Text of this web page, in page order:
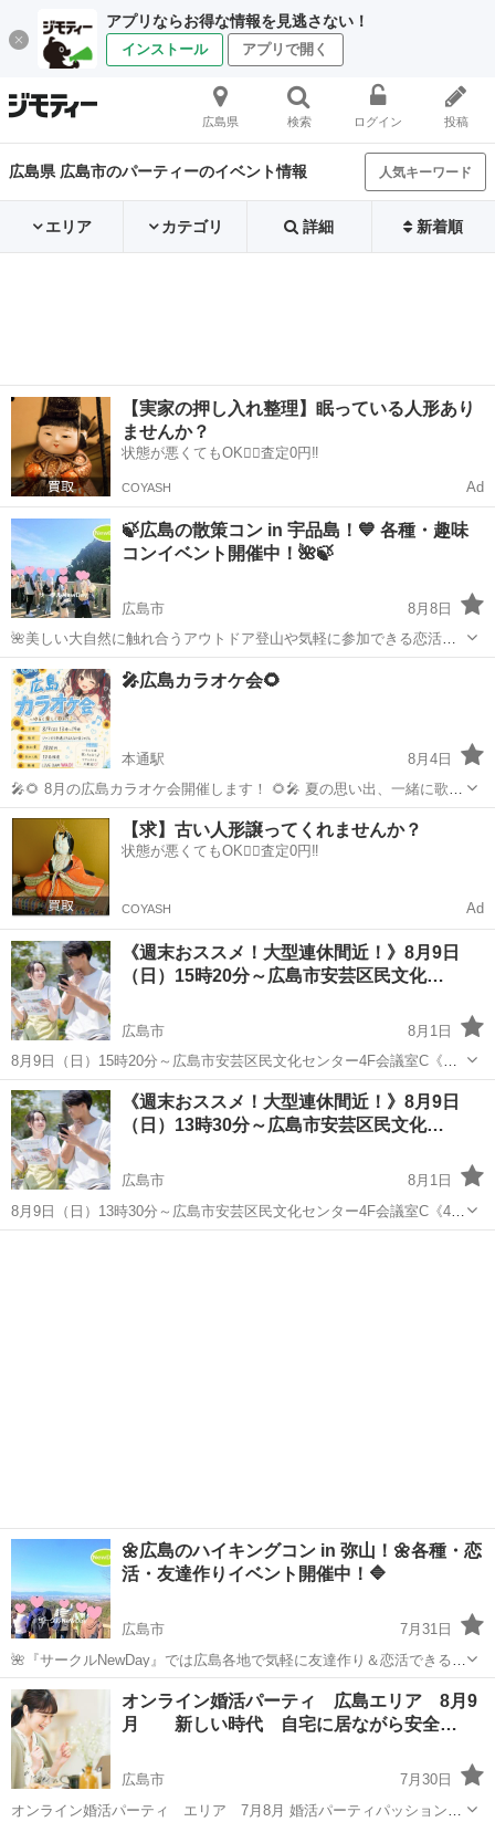
アプリならお得な情報を見逃さない！
インストール アプリで開く
広島県 検索 ログイン 投稿
広島県 広島市のパーティーのイベント情報 人気キーワード
エリア カテゴリ 詳細 新着順
【実家の押し入れ整理】眠っている人形あり
ませんか？
状態が悪くてもOK🙆‍♀️査定0円‼️
COYASH Ad
🍃広島の散策コン in 宇品島！💙 各種・趣味
コンイベント開催中！🌺🍃
広島市
8月8日
🌺美しい大自然に触れ合うアウトドア登山や気軽に参加できる恋活・
友活パーティーなど、サークルNewDayでは趣味別のイベント開催中！
🍃🌺 🌺今回は広島の人気観光スポット『宇品島』に行きましょう！
🍃 美しい海岸・森林浴など...
広島 広島市 パーティー
🎤広島カラオケ会🌻
本通駅
8月4日
🎤🌻 8月の広島カラオケ会開催します！ 🌻🎤 夏の思い出、一緒に歌っ
て作りませんか？🎶 「歌うのが好き！」 「みんなでワイワイした
い！」 「新しい友達が欲しい！」 そんな方なら大歓迎✨ 初参加・お
ひとり参加も毎回たくさ...
広島 広島市 本通駅 パーティー WAO
【求】古い人形譲ってくれませんか？
状態が悪くてもOK🙆‍♀️査定0円‼️
COYASH Ad
《週末おススメ！大型連休間近！》8月9日
（日）15時20分～広島市安芸区民文化…
広島市
8月1日
8月9日（日）15時20分～広島市安芸区民文化センター4F会議室C《消
防士/自衛官/警察官etc…》30代メイン魅力的安定職男性限定パーティ
※男性：公務員又は安定職（銀行.弁護士.医師.農協.郵便関連.年収
350万...
広島 広島市 パーティー 文化会館
《週末おススメ！大型連休間近！》8月9日
（日）13時30分～広島市安芸区民文化…
広島市
8月1日
8月9日（日）13時30分～広島市安芸区民文化センター4F会議室C《40
代＆50代メイン》旅行＆お出かけが好きな二人/たくさんの思い出を重
🌼広島のハイキングコン in 弥山！🌼各種・恋
活・友達作りイベント開催中！🔷
広島市
7月31日
🌺『サークルNewDay』では広島各地で気軽に友達作り＆恋活できる各
種アウトドア散策や食事パーティーを開催中！🌺 🍃今回は広島の人気
ハイキングスポット『弥山』で楽い登山イベントを開催します。🍃 日
時： ...
広島 広島市 パーティー ハイキングコン
オンライン婚活パーティ 広島エリア 8月9
月 新しい時代 自宅に居ながら安全…
広島市
7月30日
オンライン婚活パーティ エリア 7月8月 婚活パーティパッション